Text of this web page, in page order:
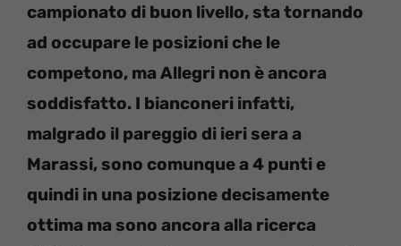
campionato di buon livello, sta tornando
ad occupare le posizioni che le
competono, ma Allegri non è ancora
soddisfatto. I bianconeri infatti,
malgrado il pareggio di ieri sera a
Marassi, sono comunque a 4 punti e
quindi in una posizione decisamente
ottima ma sono ancora alla ricerca